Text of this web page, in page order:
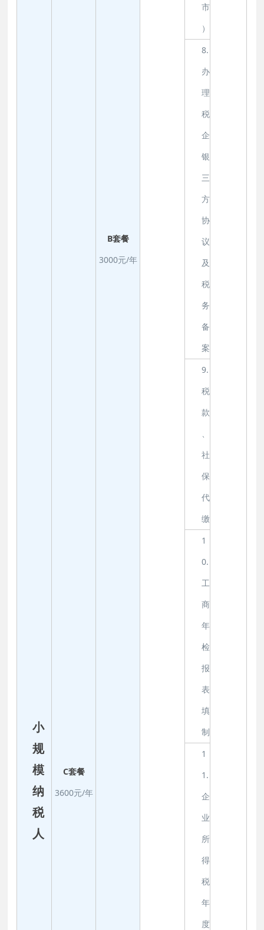
小
规
模
纳
税
人
C套餐
3600元/年
B套餐
3000元/年
市
）
8.
办
理
税
企
银
三
方
协
议
及
税
务
备
案
9.
税
款
社
保
代
缴
1
0.
工
商
年
检
报
表
填
制
1
1.
企
业
所
得
税
年
度